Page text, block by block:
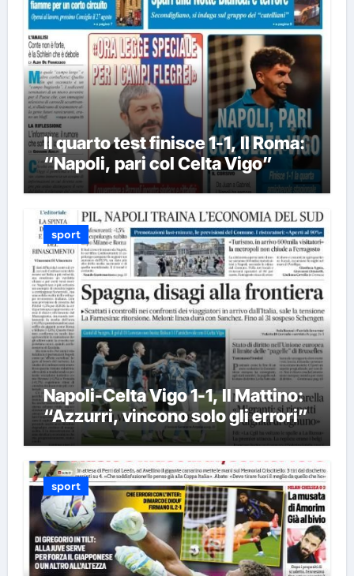
Il quarto test finisce 1-1, Il Roma:
“Napoli, pari col Celta Vigo”
sport
Napoli-Celta Vigo 1-1, Il Mattino:
“Azzurri, vincono solo gli errori”
sport